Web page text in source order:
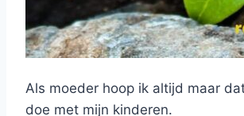
Als moeder hoop ik altijd maar
doe met mijn kinderen.